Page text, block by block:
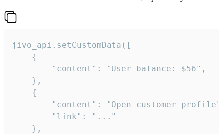
jivo_api.setCustomData([
    {
        "content": "User balance: $56",
    },
    {
"content": "Open customer
        "link": "..."
    },